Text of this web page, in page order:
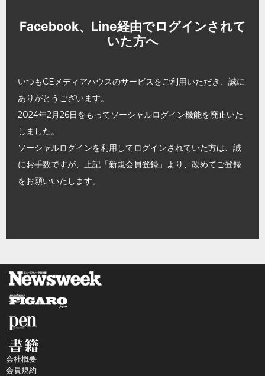
Facebook、Line経由でログインされて
いた方へ
いつもCEメディアハウスのサービスをご利用いただき、誠に
ありがとうございます。
2024年2月26日をもってソーシャルログイン機能を廃止いた
しました。
ソーシャルログインを利用してログインされていた方は、誠
にお手数ですが、上記「新規会員登録」より、改めてご登録
をお願いいたします。
会社概要
会員規約